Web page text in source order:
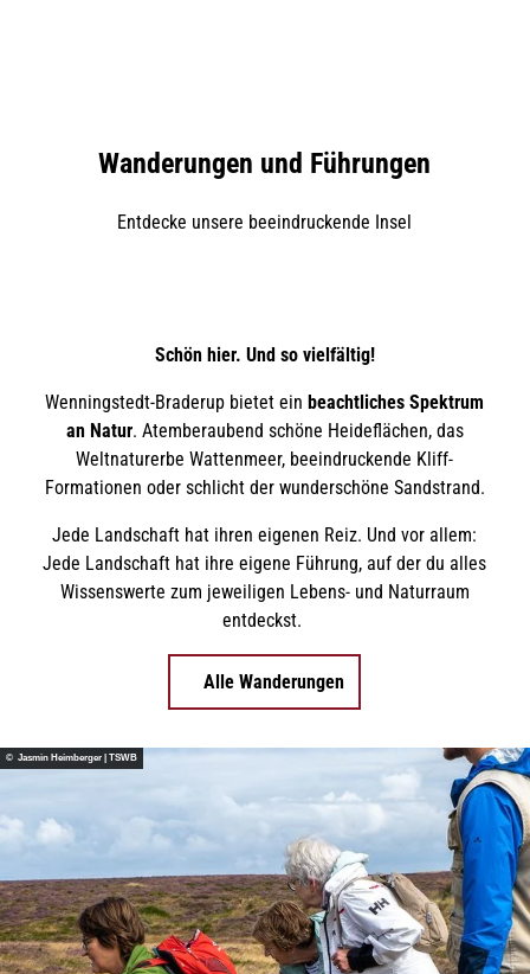
Wanderungen und Führungen
Entdecke unsere beeindruckende Insel
Schön hier. Und so vielfältig!
Wenningstedt-Braderup bietet einbeachtliches Spektrum
an Natur. Atemberaubend schöne Heideflächen, das
Weltnaturerbe Wattenmeer, beeindruckende Kliff-
Formationen oder schlicht der wunderschöne Sandstrand.
Jede Landschaft hat ihren eigenen Reiz. Und vor allem:
Jede Landschaft hat ihre eigene Führung, auf der du alles
Wissenswerte zum jeweiligen Lebens- und Naturraum
entdeckst.
Alle Wanderungen
© Jasmin Heimberger | TSWB